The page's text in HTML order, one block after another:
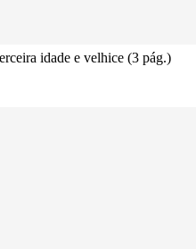
idade e velhice (3 pág.)